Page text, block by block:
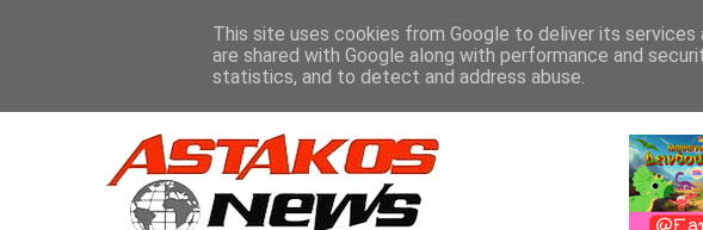
Ιστορία Χρήσιμα Τηλέφωνα Αγγελίες Ανακοίνωση
ΡΟΗ ΕΙΔΗΣΕΩΝ
This site uses cookies from Google to deliver its
are shared with Google along with performance and
statistics, and to detect and address abuse.